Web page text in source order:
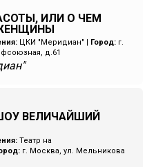
ИЛИ О ЧЕМ
ЦКИ "Меридиан" Город: г.
д.61
ВЕЛИЧАЙШИЙ
Театр на
г. Москва, ул. Мельникова